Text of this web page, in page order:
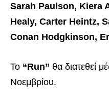
Sarah Paulson, Kiera
Healy, Carter Heintz,
Conan Hodgkinson,
Το “Run” θα διατεθεί
Νοεμβρίου.